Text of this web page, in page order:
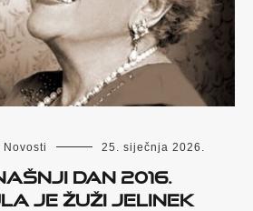
Novosti 25. siječnja 2026.
dan 2016.
je Žuži Jelinek